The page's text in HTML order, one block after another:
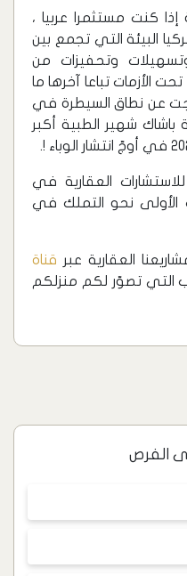
كنت مستثمرا عربيا ،
البيئة التي تجمع بين
وتحفيزات من
الأزمات تباعا آخرها ما
عن نطاق السيطرة في
شهير الطبية أكبر
للاستشارات العقارية في
الأولى نحو التملك في
العقارية عبر قناة
التي تصوّر لكم منزلكم
الفرص